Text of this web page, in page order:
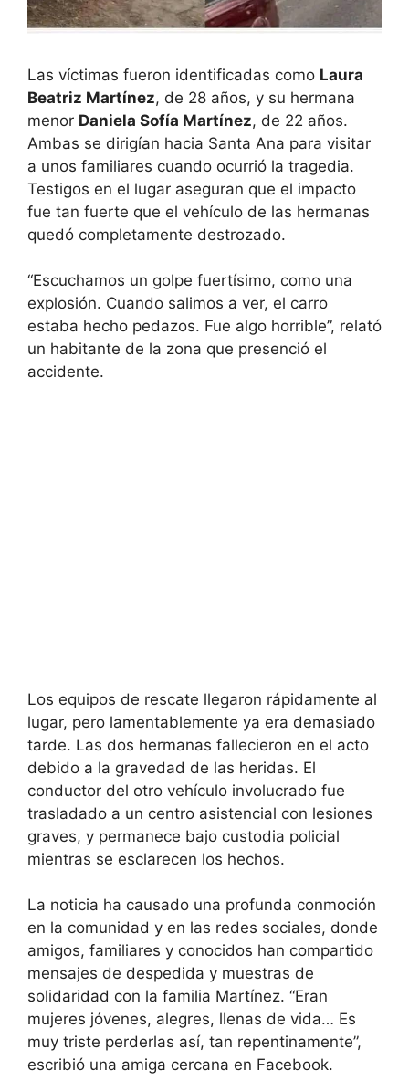
Las víctimas fueron identificadas como Laura
Beatriz Martínez, de 28 años, y su hermana
menor Daniela Sofía Martínez, de 22 años.
Ambas se dirigían hacia Santa Ana para visitar
a unos familiares cuando ocurrió la tragedia.
Testigos en el lugar aseguran que el impacto
fue tan fuerte que el vehículo de las hermanas
quedó completamente destrozado.
“Escuchamos un golpe fuertísimo, como una
explosión. Cuando salimos a ver, el carro
estaba hecho pedazos. Fue algo horrible”, relató
un habitante de la zona que presenció el
accidente.
Los equipos de rescate llegaron rápidamente al
lugar, pero lamentablemente ya era demasiado
tarde. Las dos hermanas fallecieron en el acto
debido a la gravedad de las heridas. El
conductor del otro vehículo involucrado fue
trasladado a un centro asistencial con lesiones
graves, y permanece bajo custodia policial
mientras se esclarecen los hechos.
La noticia ha causado una profunda conmoción
en la comunidad y en las redes sociales, donde
amigos, familiares y conocidos han compartido
mensajes de despedida y muestras de
solidaridad con la familia Martínez. “Eran
mujeres jóvenes, alegres, llenas de vida… Es
muy triste perderlas así, tan repentinamente”,
escribió una amiga cercana en Facebook.